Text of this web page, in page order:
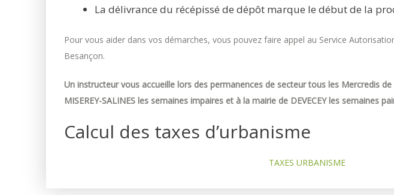
La délivrance du récépissé de dépôt marque le début de la
Pour vous aider dans vos démarches, vous pouvez faire appel au Service
Besançon.
Un instructeur vous accueille lors des permanences de secteur tous les Mercredis
MISEREY-SALINES les semaines impaires et à la mairie de DEVECEY les semaines
Calcul des taxes d’urbanisme
TAXES URBANISME